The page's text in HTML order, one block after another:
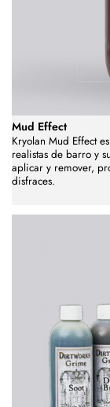
Mud Effect
Kryolan Mud Effect
realistas de barro y
aplicar y remover,
disfraces.